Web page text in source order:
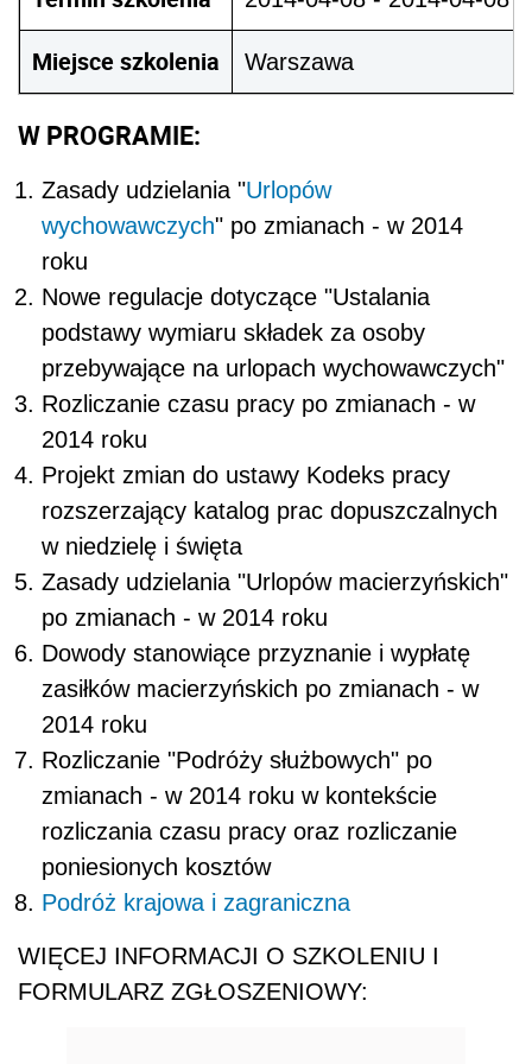
Miejsce szkolenia Warszawa
W PROGRAMIE:
Zasady udzielania "Urlopów
wychowawczych" po zmianach - w 2014
roku
Nowe regulacje dotyczące "Ustalania
podstawy wymiaru składek za osoby
przebywające na urlopach wychowawczych"
Rozliczanie czasu pracy po zmianach - w
2014 roku
Projekt zmian do ustawy Kodeks pracy
rozszerzający katalog prac dopuszczalnych
w niedzielę i święta
Zasady udzielania "Urlopów macierzyńskich"
po zmianach - w 2014 roku
Dowody stanowiące przyznanie i wypłatę
zasiłków macierzyńskich po zmianach - w
2014 roku
Rozliczanie "Podróży służbowych" po
zmianach - w 2014 roku w kontekście
rozliczania czasu pracy oraz rozliczanie
poniesionych kosztów
Podróż krajowa i zagraniczna
WIĘCEJ INFORMACJI O SZKOLENIU I
FORMULARZ ZGŁOSZENIOWY: